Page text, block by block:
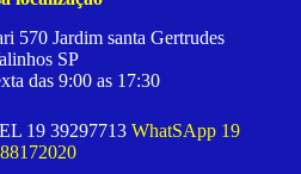
570 Jardim santa Gertrudes
SP
das 9:00 as 17:30
19 39297713 WhatSApp 19